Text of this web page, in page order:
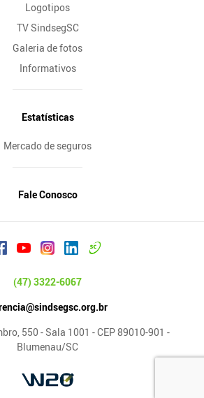
Logotipos
TV SindsegSC
Galeria de fotos
Informativos
Estatísticas
Mercado de seguros
Fale Conosco
(47) 3322-6067
550 - Sala 1001 - CEP 89010-901 -
Blumenau/SC